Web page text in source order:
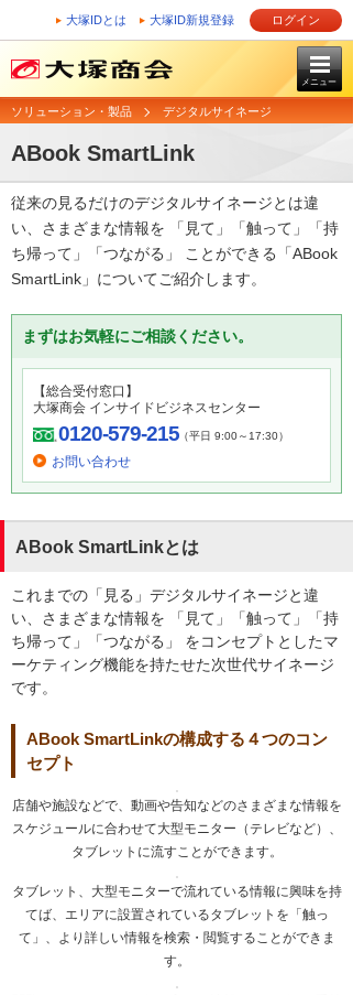
大塚IDとは 大塚ID新規登録 ログイン
メニュー
ソリューション・製品 デジタルサイネージ
ABook SmartLink
従来の見るだけのデジタルサイネージとは違
い、さまざまな情報を 「見て」「触って」「持
ち帰って」「つながる」 ことができる「ABook
SmartLink」についてご紹介します。
まずはお気軽にご相談ください。
【総合受付窓口】
大塚商会 インサイドビジネスセンター
0120-579-215（平日 9:00～17:30）
お問い合わせ
ABook SmartLinkとは
これまでの「見る」デジタルサイネージと違
い、さまざまな情報を 「見て」「触って」「持
ち帰って」「つながる」 をコンセプトとしたマ
ーケティング機能を持たせた次世代サイネージ
です。
ABook SmartLinkの構成する４つのコン
セプト
店舗や施設などで、動画や告知などのさまざまな情報を
スケジュールに合わせて大型モニター（テレビなど）、
タブレットに流すことができます。
タブレット、大型モニターで流れている情報に興味を持
てば、エリアに設置されているタブレットを「触っ
て」、より詳しい情報を検索・閲覧することができま
す。